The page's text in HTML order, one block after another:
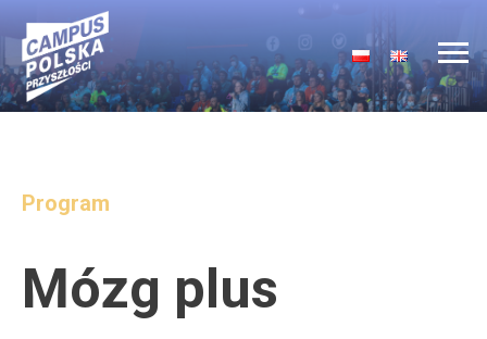
Main Navigation
Program
Mózg plus